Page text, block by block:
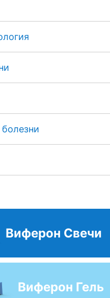
Виферон Свечи
Виферон Гель